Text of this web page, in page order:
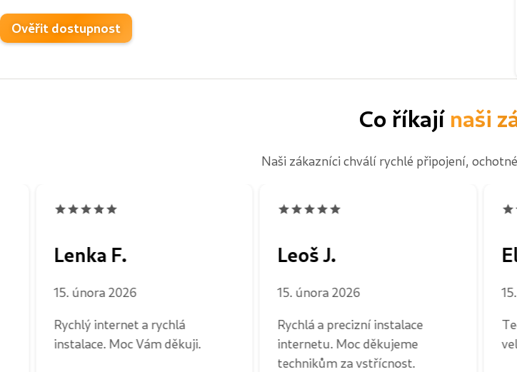
Ověřit dostupnost
Co říkají naši
Naši zákazníci chválí rychlé připojení,
Lenka F.
15. února 2026
Rychlý internet a rychlá
instalace. Moc Vám děkuji.
Leoš J.
15. února 2026
Rychlá a precizní instalace
internetu. Moc děkujeme
technikům za vstřícnost.